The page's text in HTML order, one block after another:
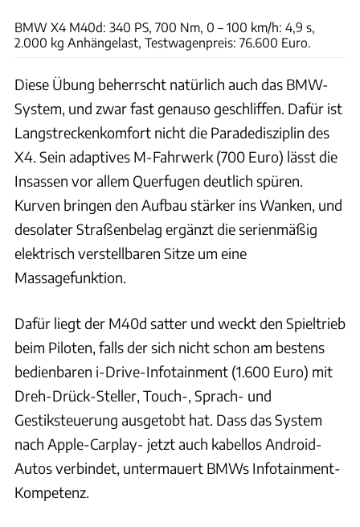
BMW X4 M40d: 340 PS, 700 Nm, 0 – 100 km/h: 4,9 s,
2.000 kg Anhängelast, Testwagenpreis: 76.600 Euro.
Diese Übung beherrscht natürlich auch das BMW-
System, und zwar fast genauso geschliffen. Dafür ist
Langstreckenkomfort nicht die Paradedisziplin des
X4. Sein adaptives M-Fahrwerk (700 Euro) lässt die
Insassen vor allem Querfugen deutlich spüren.
Kurven bringen den Aufbau stärker ins Wanken, und
desolater Straßenbelag ergänzt die serienmäßig
elektrisch verstellbaren Sitze um eine
Massagefunktion.
Dafür liegt der M40d satter und weckt den Spieltrieb
beim Piloten, falls der sich nicht schon am bestens
bedienbaren i-Drive-Infotainment (1.600 Euro) mit
Dreh-Drück-Steller, Touch-, Sprach- und
Gestiksteuerung ausgetobt hat. Dass das System
nach Apple-Carplay- jetzt auch kabellos Android-
Autos verbindet, untermauert BMWs Infotainment-
Kompetenz.